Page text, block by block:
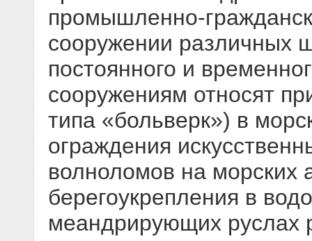
промышленно-
сооружении различных
постоянного и
сооружениям относят
типа «больверк») в
ограждения
волноломов на морских
берегоукрепления в
меандрирующих руслах